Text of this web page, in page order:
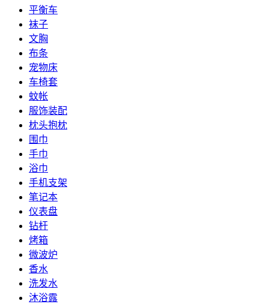
平衡车
袜子
文胸
布条
宠物床
车椅套
蚊帐
服饰装配
枕头抱枕
围巾
手巾
浴巾
手机支架
笔记本
仪表盘
钻杆
烤箱
微波炉
香水
洗发水
沐浴露